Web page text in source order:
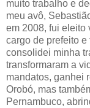
muito trabalho e
meu avô,
em 2008, fui eleito
cargo de prefeito
consolidei minha
transformaram a
mandatos, ganhei
Orobó, mas
Pernambuco,